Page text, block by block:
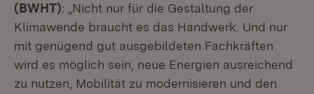
(BWHT): „Nicht nur für die Gestaltung der
Klimawende braucht es das Handwerk. Und nur
mit genügend gut ausgebildeten Fachkräften
wird es möglich sein, neue Energien ausreichend
zu nutzen, Mobilität zu modernisieren und den